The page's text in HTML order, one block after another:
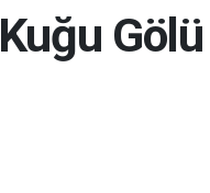
Kuğu